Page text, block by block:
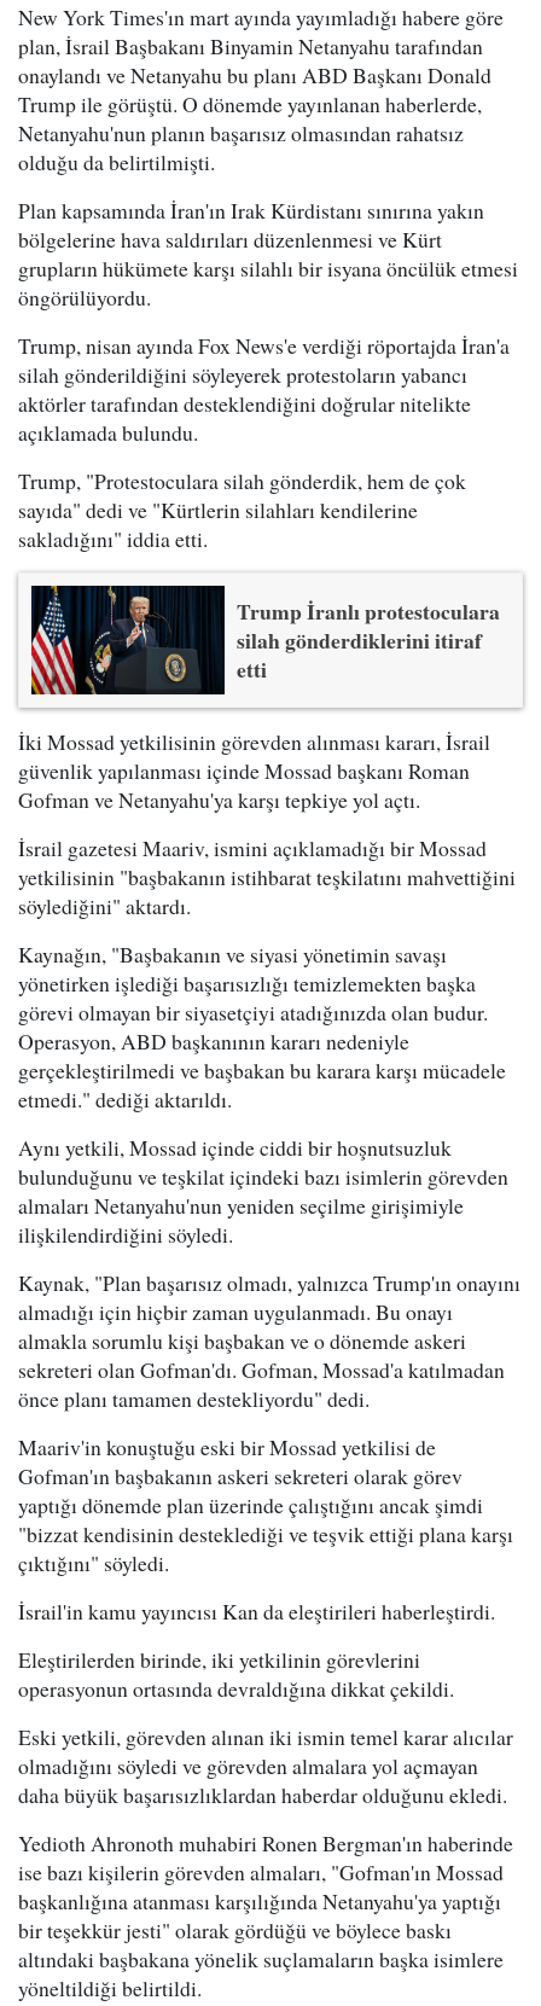
New York Times'ın mart ayında yayımladığı habere göre
plan, İsrail Başbakanı Binyamin Netanyahu tarafından
onaylandı ve Netanyahu bu planı ABD Başkanı Donald
Trump ile görüştü. O dönemde yayınlanan haberlerde,
Netanyahu'nun planın başarısız olmasından rahatsız
olduğu da belirtilmişti.
Plan kapsamında İran'ın Irak Kürdistanı sınırına yakın
bölgelerine hava saldırıları düzenlenmesi ve Kürt
grupların hükümete karşı silahlı bir isyana öncülük etmesi
öngörülüyordu.
Trump, nisan ayında Fox News'e verdiği röportajda İran'a
silah gönderildiğini söyleyerek protestoların yabancı
aktörler tarafından desteklendiğini doğrular nitelikte
açıklamada bulundu.
Trump, "Protestoculara silah gönderdik, hem de çok
sayıda" dedi ve "Kürtlerin silahları kendilerine
sakladığını" iddia etti.
Trump İranlı protestoculara
silah gönderdiklerini itiraf
etti
İki Mossad yetkilisinin görevden alınması kararı, İsrail
güvenlik yapılanması içinde Mossad başkanı Roman
Gofman ve Netanyahu'ya karşı tepkiye yol açtı.
İsrail gazetesi Maariv, ismini açıklamadığı bir Mossad
yetkilisinin "başbakanın istihbarat teşkilatını mahvettiğini
söylediğini" aktardı.
Kaynağın, "Başbakanın ve siyasi yönetimin savaşı
yönetirken işlediği başarısızlığı temizlemekten başka
görevi olmayan bir siyasetçiyi atadığınızda olan budur.
Operasyon, ABD başkanının kararı nedeniyle
gerçekleştirilmedi ve başbakan bu karara karşı mücadele
etmedi." dediği aktarıldı.
Aynı yetkili, Mossad içinde ciddi bir hoşnutsuzluk
bulunduğunu ve teşkilat içindeki bazı isimlerin görevden
almaları Netanyahu'nun yeniden seçilme girişimiyle
ilişkilendirdiğini söyledi.
Kaynak, "Plan başarısız olmadı, yalnızca Trump'ın onayını
almadığı için hiçbir zaman uygulanmadı. Bu onayı
almakla sorumlu kişi başbakan ve o dönemde askeri
sekreteri olan Gofman'dı. Gofman, Mossad'a katılmadan
önce planı tamamen destekliyordu" dedi.
Maariv'in konuştuğu eski bir Mossad yetkilisi de
Gofman'ın başbakanın askeri sekreteri olarak görev
yaptığı dönemde plan üzerinde çalıştığını ancak şimdi
"bizzat kendisinin desteklediği ve teşvik ettiği plana karşı
çıktığını" söyledi.
İsrail'in kamu yayıncısı Kan da eleştirileri haberleştirdi.
Eleştirilerden birinde, iki yetkilinin görevlerini
operasyonun ortasında devraldığına dikkat çekildi.
Eski yetkili, görevden alınan iki ismin temel karar alıcılar
olmadığını söyledi ve görevden almalara yol açmayan
daha büyük başarısızlıklardan haberdar olduğunu ekledi.
Yedioth Ahronoth muhabiri Ronen Bergman'ın haberinde
ise bazı kişilerin görevden almaları, "Gofman'ın Mossad
başkanlığına atanması karşılığında Netanyahu'ya yaptığı
bir teşekkür jesti" olarak gördüğü ve böylece baskı
altındaki başbakana yönelik suçlamaların başka isimlere
yöneltildiği belirtildi.